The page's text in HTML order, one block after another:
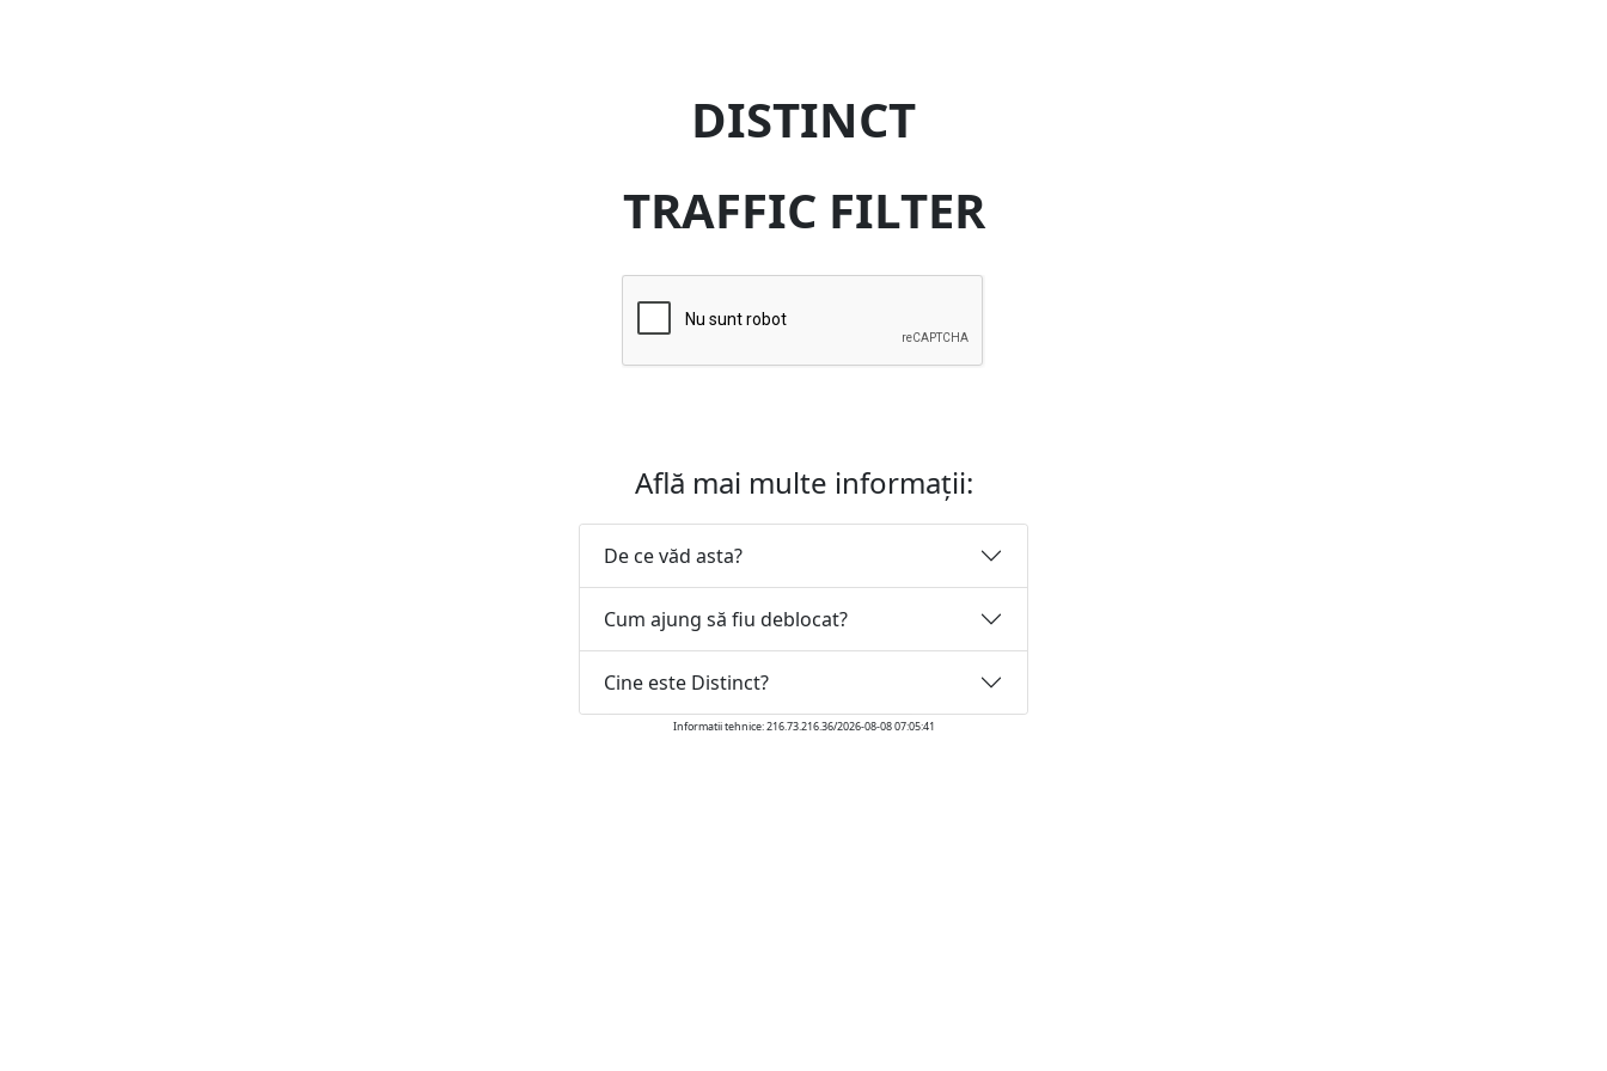
DISTINCT
TRAFFIC FILTER
Află mai multe informații:
De ce văd asta?
Cum ajung să fiu deblocat?
Cine este Distinct?
Informatii tehnice: 216.73.216.36/2026-08-08 07:05:41